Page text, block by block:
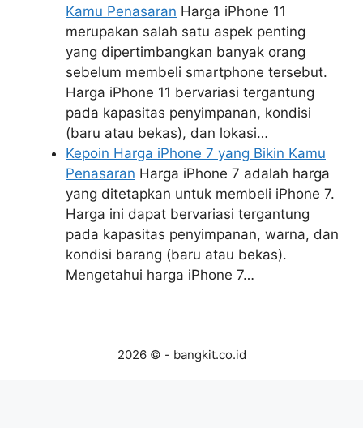
Kamu Penasaran Harga iPhone 11
merupakan salah satu aspek penting
yang dipertimbangkan banyak orang
sebelum membeli smartphone tersebut.
Harga iPhone 11 bervariasi tergantung
pada kapasitas penyimpanan, kondisi
(baru atau bekas), dan lokasi…
Kepoin Harga iPhone 7 yang Bikin Kamu
Penasaran Harga iPhone 7 adalah harga
yang ditetapkan untuk membeli iPhone 7.
Harga ini dapat bervariasi tergantung
pada kapasitas penyimpanan, warna, dan
kondisi barang (baru atau bekas).
Mengetahui harga iPhone 7…
2026 © - bangkit.co.id